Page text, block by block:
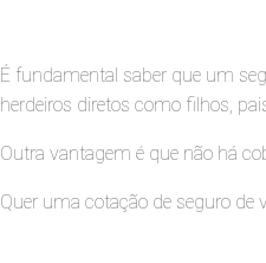
É fundamental saber que um
herdeiros diretos como filhos,
Outra vantagem é que não há
Quer uma cotação de seguro de